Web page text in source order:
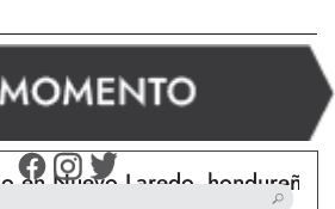
Laredo, hondureño muere